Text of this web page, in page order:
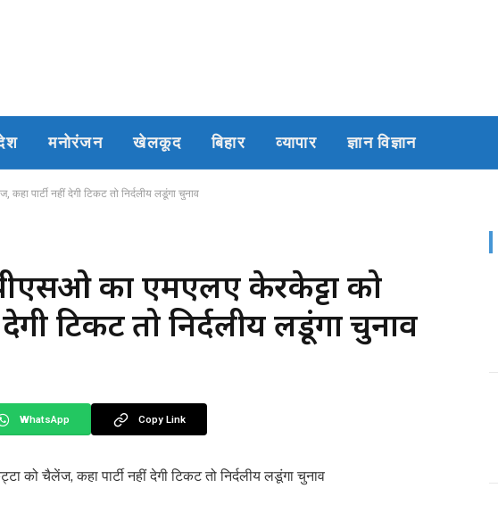
मनोरंजन खेलकूद बिहार व्यापार ज्ञान विज्ञान
पार्टी नहीं देगी टिकट तो निर्दलीय लडूंगा चुनाव
का एमएलए केरकेट्टा को
टिकट तो निर्दलीय लडूंगा चुनाव
WhatsApp Copy Link
को चैलेंज, कहा पार्टी नहीं देगी टिकट तो निर्दलीय लडूंगा चुनाव